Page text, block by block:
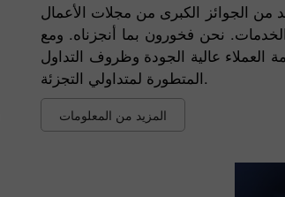
الجوائز الكبرى من مجلات الأعمال
نحن فخورون بما أنجزناه. ومع
العملاء عالية الجودة وظروف التداول
المتطورة لمتداولي التجزئة.
المزيد من المعلومات